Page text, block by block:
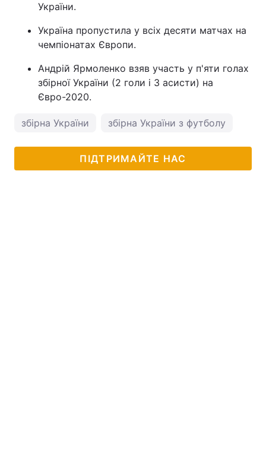
України.
Україна пропустила у всіх десяти матчах на
чемпіонатах Європи.
Андрій Ярмоленко взяв участь у п'яти голах
збірної України (2 голи і 3 асисти) на
Євро-2020.
збірна України збірна України з футболу
ПІДТРИМАЙТЕ НАС